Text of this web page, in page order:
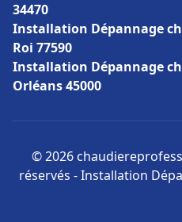
34470
Installation Dépannage
Roi 77590
Installation Dépannage
Orléans 45000
© 2026
réservés - Installation